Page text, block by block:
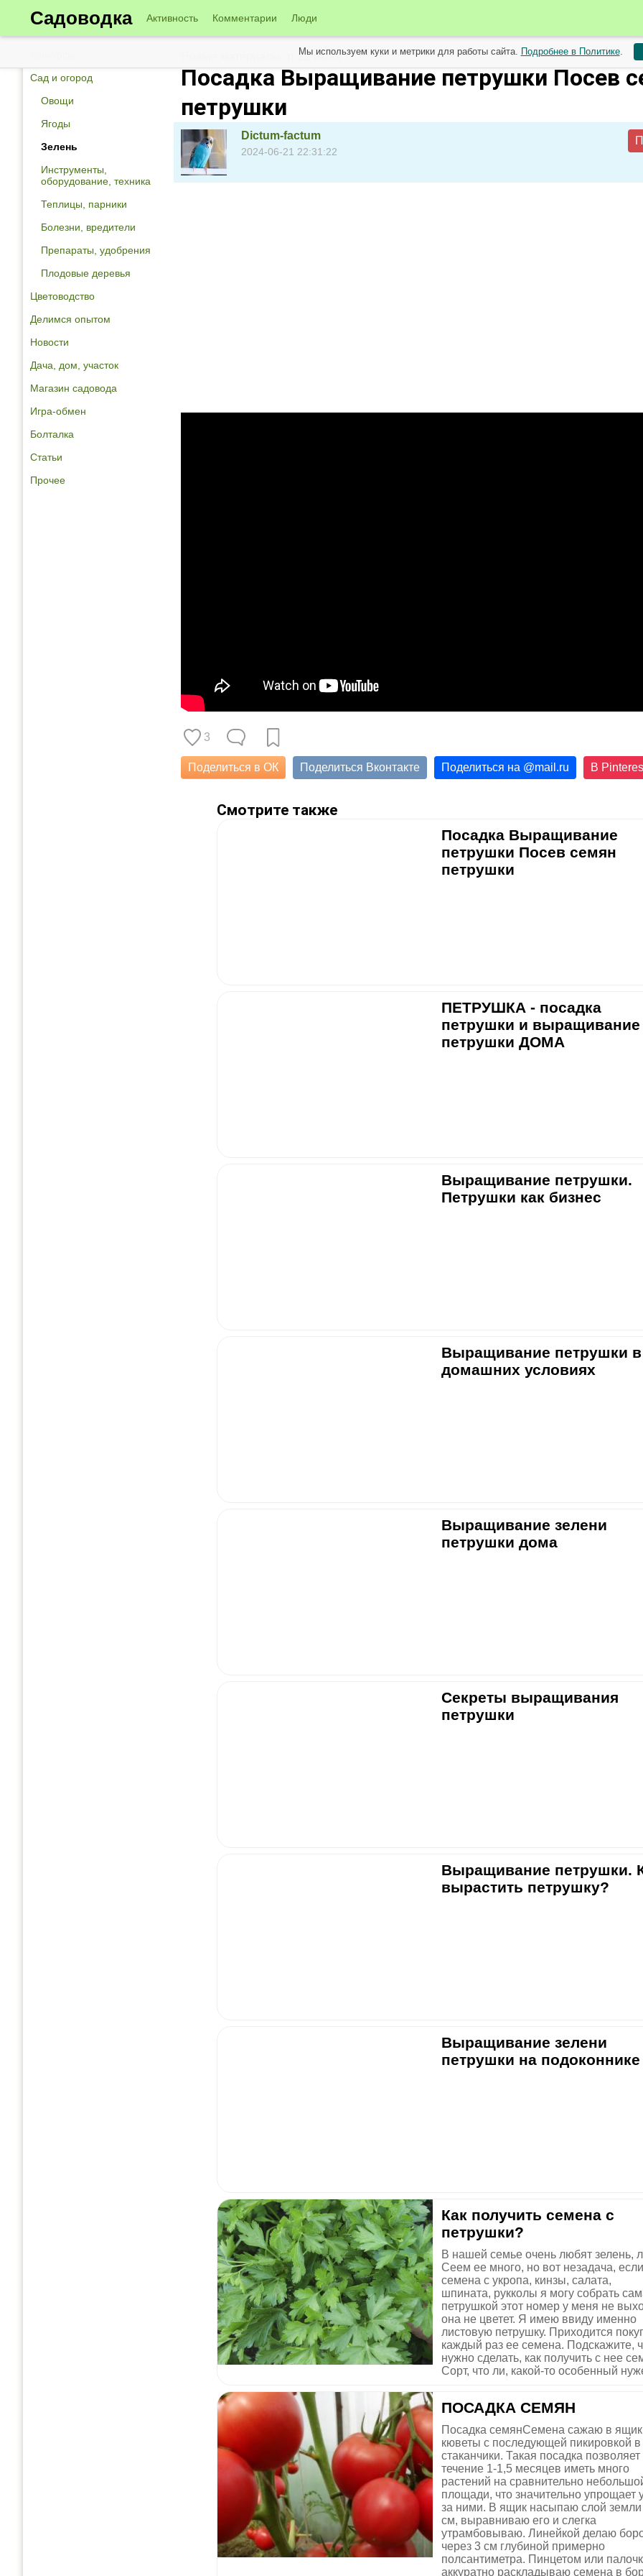
Садоводка Активность Комментарии Люди
Сад и огород
Овощи
Ягоды
Зелень
Инструменты,
оборудование, техника
Теплицы, парники
Болезни, вредители
Препараты, удобрения
Плодовые деревья
Цветоводство
Делимся опытом
Новости
Дача, дом, участок
Магазин садовода
Игра-обмен
Болталка
Статьи
Прочее
Новые материалы от 22 июня
Посадка Выращивание петрушки Посев
петрушки
Dictum-factum
2024-06-21 22:31:22
3
Поделиться в ОК Поделиться Вконтакте Поделиться на @mail.ru В
Смотрите также
Посадка Выращивание
петрушки Посев семян
петрушки
ПЕТРУШКА - посадка
петрушки и выращивание
петрушки ДОМА
Выращивание петрушки.
Петрушки как бизнес
Выращивание петрушки в
домашних условиях
Выращивание зелени
петрушки дома
Секреты выращивания
петрушки
Выращивание петрушки.
вырастить петрушку?
Выращивание зелени
петрушки на подоконнике
Как получить семена с
петрушки?
В нашей семье очень любят зелень,
Сеем ее много, но вот незадача, если
семена с укропа, кинзы, салата,
шпината, рукколы я могу собрать
петрушкой этот номер у меня не
она не цветет. Я имею ввиду именно
листовую петрушку. Приходится
каждый раз ее семена. Подскажите,
нужно сделать, как получить с нее
Сорт, что ли, какой-то особенный
ПОСАДКА СЕМЯН
Посадка семянСемена сажаю в
кюветы с последующей пикировкой в
стаканчики. Такая посадка позволяет
течение 1-1,5 месяцев иметь много
растений на сравнительно
площади, что значительно упрощает
за ними. В ящик насыпаю слой земли
см, выравниваю его и слегка
утрамбовываю. Линейкой делаю
через 3 см глубиной примерно
полсантиметра. Пинцетом или
аккуратно раскладываю семена в
Мы используем куки и метрики для работы сайта. Подробнее в Политике.